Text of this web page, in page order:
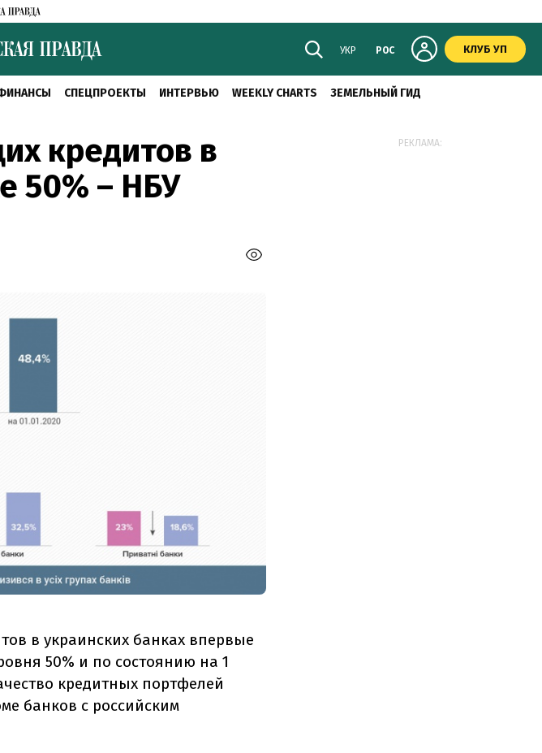
УКР РОС КЛУБ УП
СПЕЦПРОЕКТЫ ИНТЕРВЬЮ WEEKLY CHARTS ЗЕМЕЛЬНЫЙ ГИД
кредитов в
50% – НБУ
в украинских банках впервые
50% и по состоянию на 1
кредитных портфелей
банков с российским
РЕКЛАМА: